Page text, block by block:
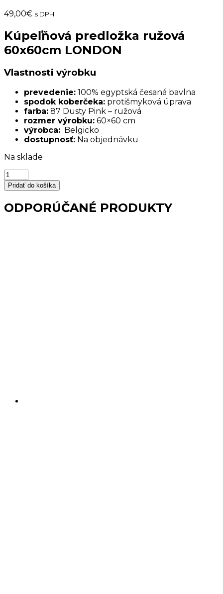
49,00€ s DPH
Kúpeľňová predložka ružová
60x60cm LONDON
Vlastnosti výrobku
prevedenie: 100% egyptská česaná bavlna
spodok koberčeka: protišmyková úprava
farba: 87 Dusty Pink – ružová
rozmer výrobku: 60×60 cm
výrobca: Belgicko
dostupnosť: Na objednávku
Na sklade
množstvo
Kúpeľňová
predložka
ružová
60x60cm
Pridať do košíka
ODPORÚČANÉ PRODUKTY